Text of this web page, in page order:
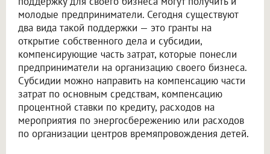
молодые предприниматели. Сегодня существуют
два вида такой поддержки — это гранты на
открытие собственного дела и субсидии,
компенсирующие часть затрат, которые понесли
предприниматели на организацию своего бизнеса.
Субсидии можно направить на компенсацию части
затрат по основным средствам, компенсацию
процентной ставки по кредиту, расходов на
мероприятия по энергосбережению или расходов
по организации центров времяпровождения детей.